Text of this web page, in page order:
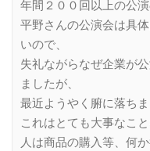
年間２００回以上の公
平野さんの公演会は具
いので、
失礼ながらなぜ企業が
ましたが、
最近ようやく腑に落ちま
これはとても大事なこと
人は商品の購入等、何